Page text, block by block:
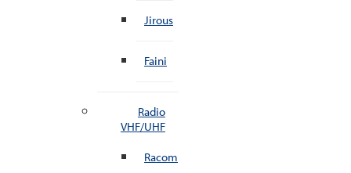
Jirous
Faini
Radio
VHF/UHF
Racom